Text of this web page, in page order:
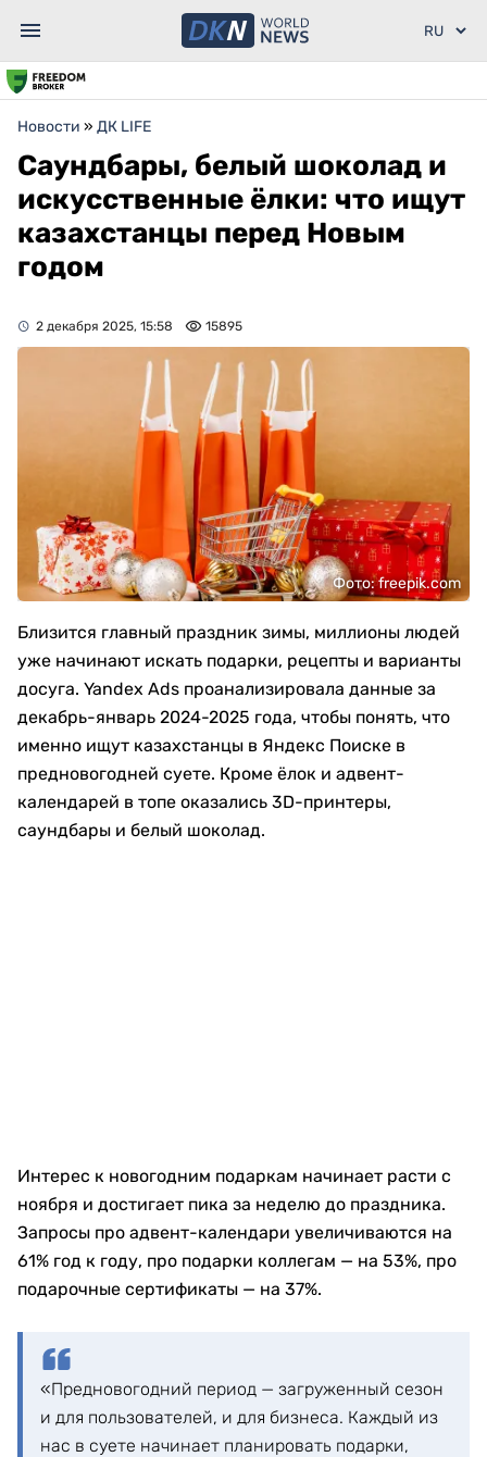
Новости » ДК LIFE
Саундбары, белый шоколад и
искусственные ёлки: что ищут
казахстанцы перед Новым
годом
2 декабря 2025, 15:58 15895
Фото: freepik.com
Близится главный праздник зимы, миллионы людей
уже начинают искать подарки, рецепты и варианты
досуга. Yandex Ads проанализировала данные за
декабрь-январь 2024-2025 года, чтобы понять, что
именно ищут казахстанцы в Яндекс Поиске в
предновогодней суете. Кроме ёлок и адвент-
календарей в топе оказались 3D-принтеры,
саундбары и белый шоколад.
Интерес к новогодним подаркам начинает расти с
ноября и достигает пика за неделю до праздника.
Запросы про адвент-календари увеличиваются на
61% год к году, про подарки коллегам — на 53%, про
подарочные сертификаты — на 37%.
«Предновогодний период — загруженный сезон
и для пользователей, и для бизнеса. Каждый из
нас в суете начинает планировать подарки,